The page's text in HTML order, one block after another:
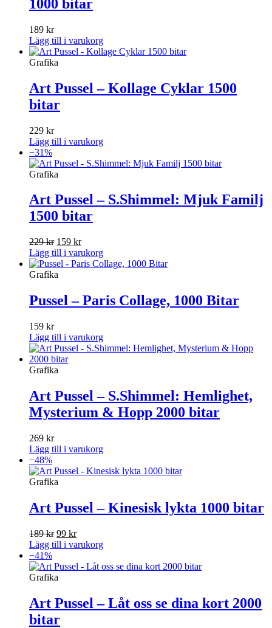
1000 bitar
189 kr
Lägg till i varukorg
Grafika
Art Pussel – Kollage Cyklar 1500
bitar
229 kr
Lägg till i varukorg
−31%
Grafika
Art Pussel – S.Shimmel: Mjuk Familj
1500 bitar
229kr Det
ursprungliga
priset
var:
159 krDet
nuvarande
priset
Lägg till i varukorg
Grafika
Pussel – Paris Collage, 1000 Bitar
159 kr
Lägg till i varukorg
Grafika
Art Pussel – S.Shimmel: Hemlighet,
Mysterium & Hopp 2000 bitar
269 kr
Lägg till i varukorg
−48%
Grafika
Art Pussel – Kinesisk lykta 1000 bitar
189kr Det
ursprungliga
var:
189 kr.
99 krDet
nuvarande
är:
Lägg till i varukorg
−41%
Grafika
Art Pussel – Låt oss se dina kort 2000
bitar